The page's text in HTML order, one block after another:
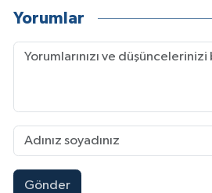
Yorumlar
Gönder